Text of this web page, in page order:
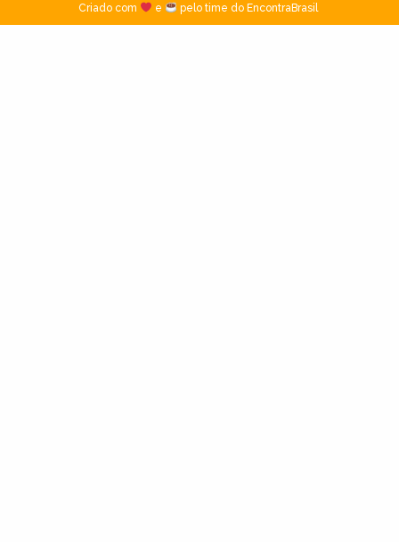
Criado com
e pelo time do EncontraBrasil